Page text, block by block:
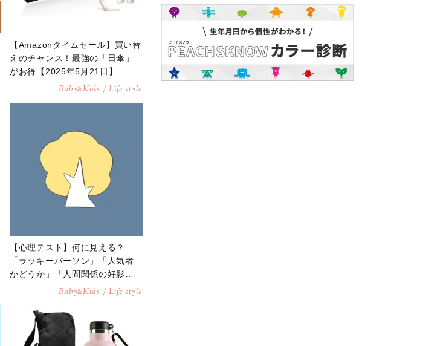
【Amazonタイムセール】買い替
えのチャンス！最強の「日傘」
がお得【2025年5月21日】
Baby&Kids / Life style
【心理テスト】何に見える？
「ラッキーパーソン」「人気者
かどうか」「人間関係の好影
響」が分かる診断
Baby&Kids / Life style